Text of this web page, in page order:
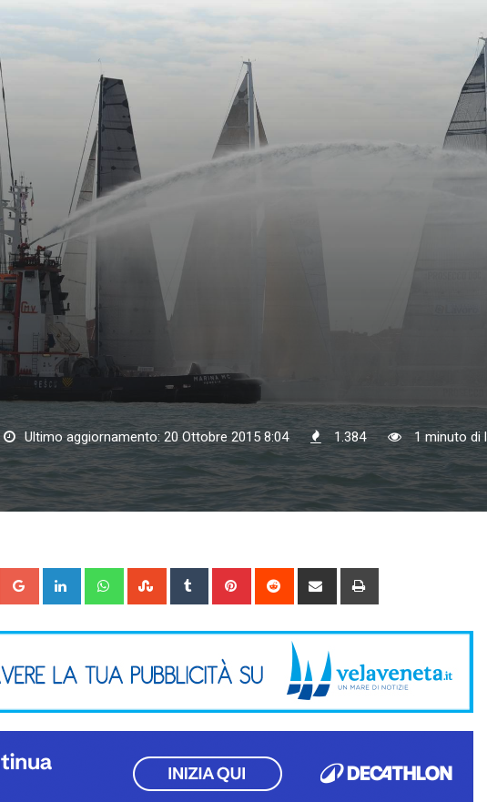
Ultimo aggiornamento: 20 Ottobre 2015 8:04 1.384 1 minuto di
Google+ LinkedIn WhatsappStumbleUpon
Tumblr Pinterest Reddit
Share